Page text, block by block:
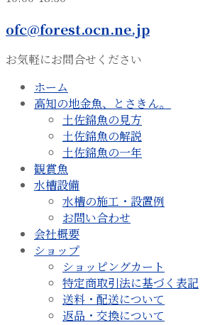
ofc@forest.ocn.ne.jp
お気軽にお問合せください
ホーム
高知の地金魚、とさきん。
土佐錦魚の見方
土佐錦魚の解説
土佐錦魚の一年
観賞魚
水槽設備
水槽の施工・設置例
お問い合わせ
会社概要
ショップ
ショッピングカート
特定商取引法に基づく表記
送料・配送について
返品・交換について